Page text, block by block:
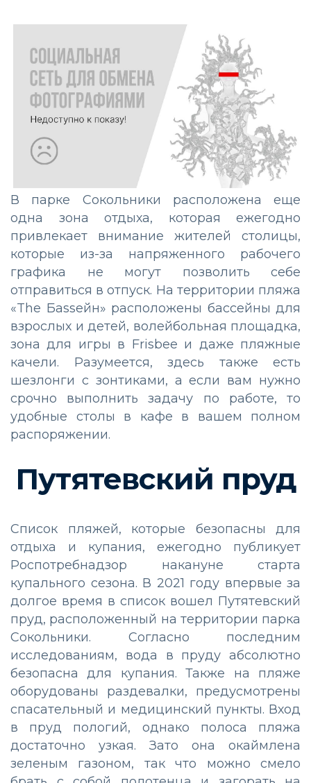
В парке Сокольники расположена еще
одна зона отдыха, которая ежегодно
привлекает внимание жителей столицы,
которые из-за напряженного рабочего
графика не могут позволить себе
отправиться в отпуск. На территории пляжа
«The Баssейн» расположены бассейны для
взрослых и детей, волейбольная площадка,
зона для игры в Frisbee и даже пляжные
качели. Разумеется, здесь также есть
шезлонги с зонтиками, а если вам нужно
срочно выполнить задачу по работе, то
удобные столы в кафе в вашем полном
распоряжении.
Путятевский пруд
Список пляжей, которые безопасны для
отдыха и купания, ежегодно публикует
Роспотребнадзор накануне старта
купального сезона. В 2021 году впервые за
долгое время в список вошел Путятевский
пруд, расположенный на территории парка
Сокольники. Согласно последним
исследованиям, вода в пруду абсолютно
безопасна для купания. Также на пляже
оборудованы раздевалки, предусмотрены
спасательный и медицинский пункты. Вход
в пруд пологий, однако полоса пляжа
достаточно узкая. Зато она окаймлена
зеленым газоном, так что можно смело